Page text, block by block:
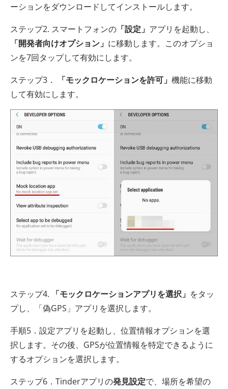
ーションをダウンロードしてインストールします。
ステップ2. スマートフォンの 「設定」 アプリを起動し、
「開発者向けオプション」 に移動します。このオプショ
ンを7回タップして有効にします。
ステップ3．
「モックロケーションを許可」 機能に移動
して有効にします。
ステップ4. 「モックロケーションアプリを選択」 をタッ
プし、「偽GPS」アプリを選択します。
手順5．設定アプリを起動し、位置情報オプションを選
択します。その後、GPSが位置情報を特定できるように
するオプションを選択します。
ステップ6．Tinderアプリの発見設定で、場所を希望の